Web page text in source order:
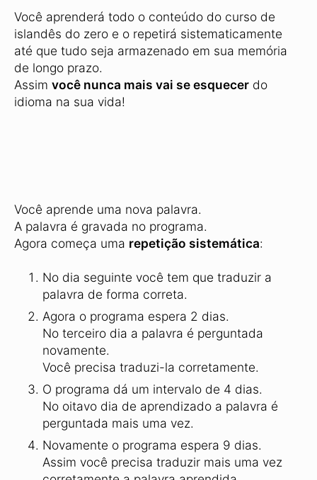
Você aprenderá todo o conteúdo do curso de
islandês do zero e o repetirá sistematicamente
até que tudo seja armazenado em sua memória
de longo prazo.
Assim você nunca mais vai se esquecer do
idioma na sua vida!
Você aprende uma nova palavra.
A palavra é gravada no programa.
Agora começa uma repetição sistemática:
No dia seguinte você tem que traduzir a
palavra de forma correta.
Agora o programa espera 2 dias.
No terceiro dia a palavra é perguntada
novamente.
Você precisa traduzi-la corretamente.
O programa dá um intervalo de 4 dias.
No oitavo dia de aprendizado a palavra é
perguntada mais uma vez.
Novamente o programa espera 9 dias.
Assim você precisa traduzir mais uma vez